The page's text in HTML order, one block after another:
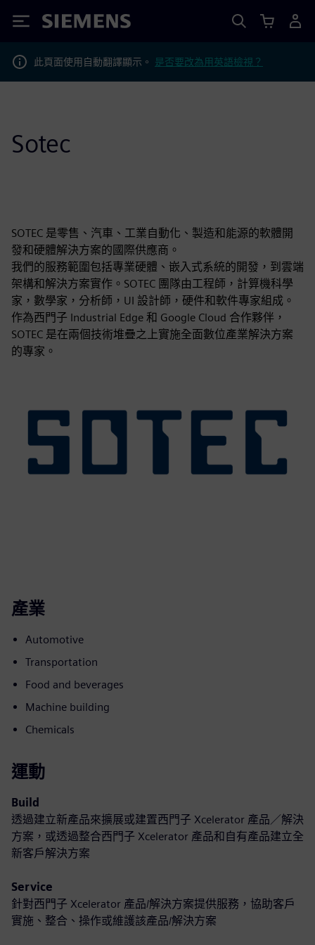
Siemens
此頁面使用自動翻譯顯示。 是否要改為用英語檢視？
Sotec
SOTEC 是零售、汽車、工業自動化、製造和能源的軟體開
發和硬體解決方案的國際供應商。
我們的服務範圍包括專業硬體、嵌入式系統的開發，到雲端
架構和解決方案實作。SOTEC 團隊由工程師，計算機科學
家，數學家，分析師，UI 設計師，硬件和軟件專家組成。
作為西門子 Industrial Edge 和 Google Cloud 合作夥伴，
SOTEC 是在兩個技術堆疊之上實施全面數位產業解決方案
的專家。
產業
Automotive
Transportation
Food and beverages
Machine building
Chemicals
運動
Build
透過建立新產品來擴展或建置西門子 Xcelerator 產品／解決
方案，或透過整合西門子 Xcelerator 產品和自有產品建立全
新客戶解決方案
Service
針對西門子 Xcelerator 產品/解決方案提供服務，協助客戶
實施、整合、操作或維護該產品/解決方案